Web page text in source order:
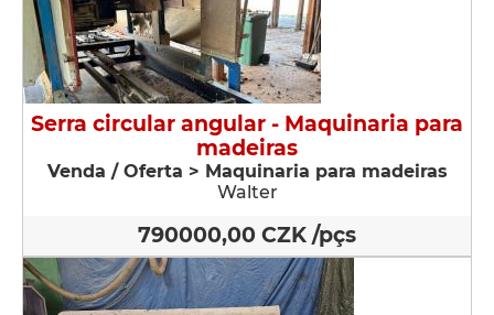
Serra circular angular - Maquinaria para
madeiras
Venda / Oferta > Maquinaria para madeiras
Walter
790000,00 CZK /pçs